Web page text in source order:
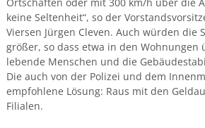
keine Seltenheit“, so der
Viersen Jürgen Cleven. Auch würden die
größer, so dass etwa in den Wohnungen
lebende Menschen und die
Die auch von der Polizei und dem
empfohlene Lösung: Raus mit den
Filialen.